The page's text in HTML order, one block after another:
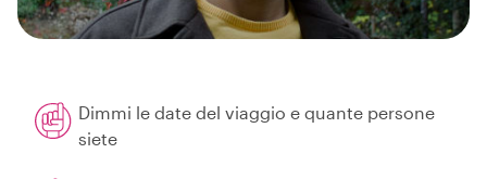
Dimmi le date del viaggio e quante persone
siete